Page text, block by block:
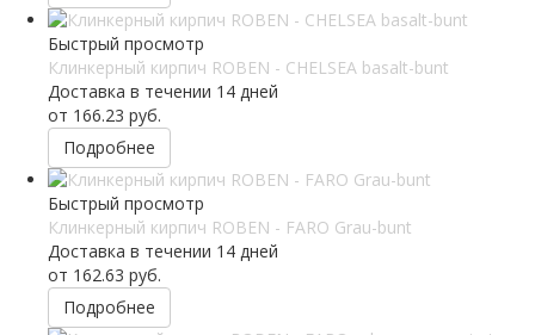
Быстрый просмотр
Клинкерный кирпич ROBEN - CHELSEA basalt-bunt
Доставка в течении 14 дней
от 166.23 руб.
Подробнее
Быстрый просмотр
Клинкерный кирпич ROBEN - FARO Grau-bunt
Доставка в течении 14 дней
от 162.63 руб.
Подробнее